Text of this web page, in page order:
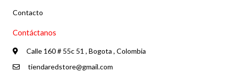
Contacto
Contáctanos
Calle 160 # 55c 51 , Bogota , Colombia
tiendaredstore@gmail.com